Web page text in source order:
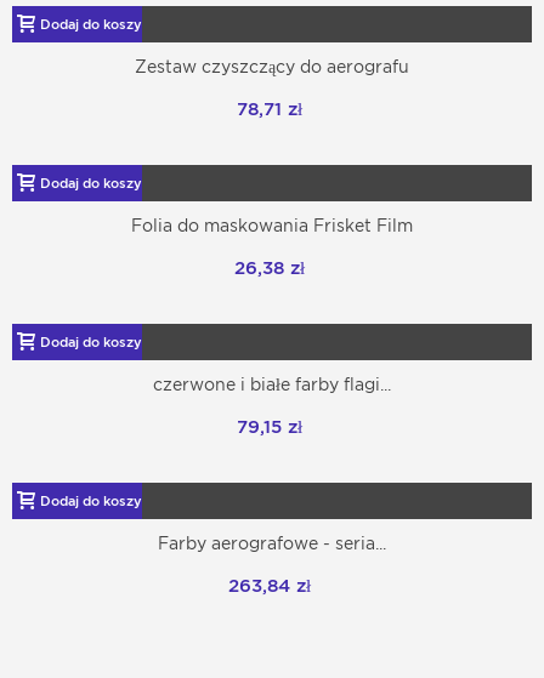
Dodaj do koszyka
Zestaw czyszczący do aerografu
78,71 zł
Dodaj do koszyka
Folia do maskowania Frisket Film
26,38 zł
Dodaj do koszyka
czerwone i białe farby flagi...
79,15 zł
Dodaj do koszyka
Farby aerografowe - seria...
263,84 zł